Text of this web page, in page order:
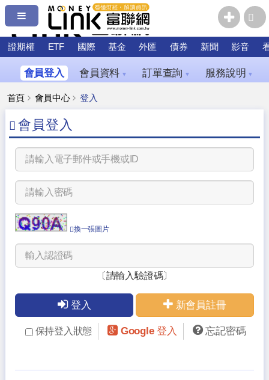
證期權 ETF 國際 基金 外匯 債券 新聞 影音
會員登入 會員資料 ▼ 訂單查詢 ▼ 服務說明 ▼
首頁 會員中心 登入
會員登入
換一張圖片
〔請輸入驗證碼〕
登入 新會員註冊
保持登入狀態 Google 登入 忘記密碼